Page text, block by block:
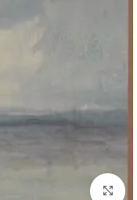
برای بزرگنمایی کلیک کنید